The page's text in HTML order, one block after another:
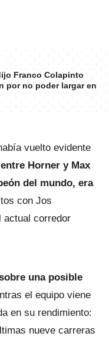
Franco Colapinto
por no poder largar en
vuelto evidente
Horner y Max
del mundo, era
con Jos
actual corredor
una posible
el equipo viene
en su rendimiento:
nueve carreras